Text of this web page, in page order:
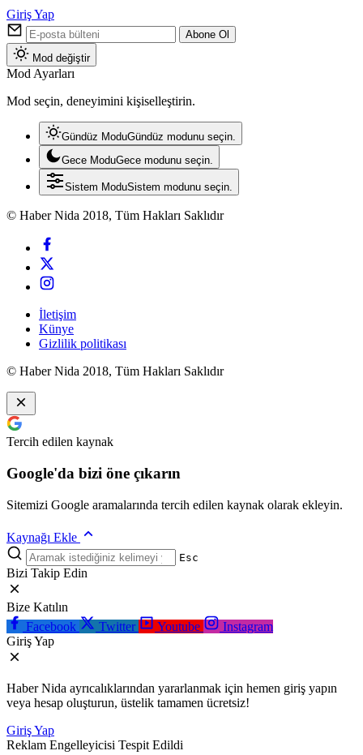
Giriş Yap
Abone Ol
Mod değiştir
Mod Ayarları
Mod seçin, deneyimini kişiselleştirin.
Gündüz ModuGündüz modunu seçin.
Gece ModuGece modunu seçin.
Sistem ModuSistem modunu seçin.
© Haber Nida 2018, Tüm Hakları Saklıdır
İletişim
Künye
Gizlilik politikası
© Haber Nida 2018, Tüm Hakları Saklıdır
Tercih edilen kaynak
Google'da bizi öne çıkarın
Sitemizi Google aramalarında tercih edilen kaynak olarak ekleyin.
Kaynağı Ekle
Esc
Bizi Takip Edin
Bize Katılın
Facebook
Twitter Youtube
Instagram
Giriş Yap
Haber Nida ayrıcalıklarından yararlanmak için hemen giriş yapın
veya hesap oluşturun, üstelik tamamen ücretsiz!
Giriş Yap
Reklam Engelleyicisi Tespit Edildi